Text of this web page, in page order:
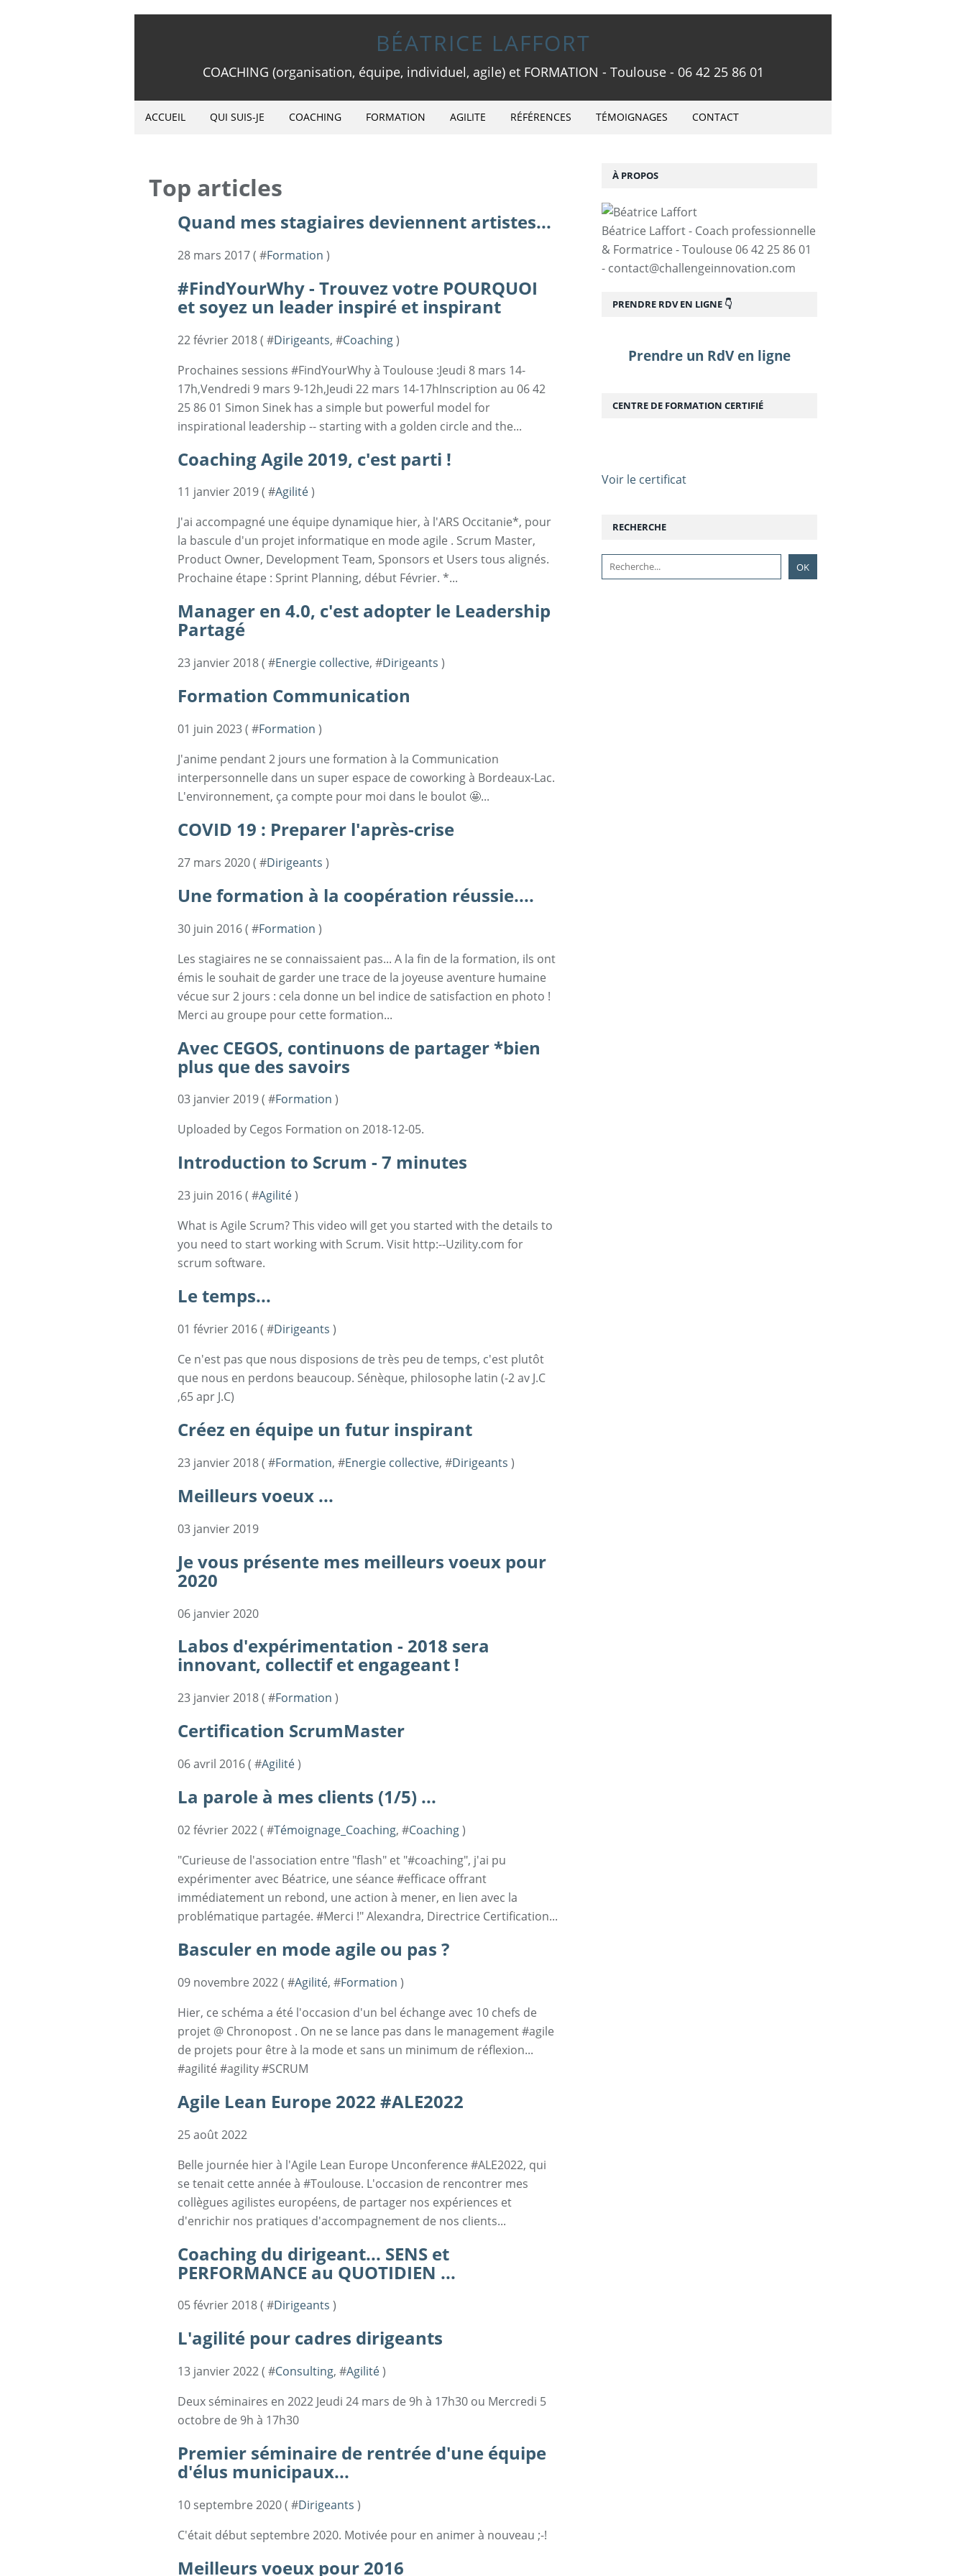
BÉATRICE LAFFORT
COACHING (organisation, équipe, individuel, agile) et FORMATION - Toulouse - 06 42 25 86 01
ACCUEIL QUI SUIS-JE COACHING FORMATION AGILITE RÉFÉRENCES TÉMOIGNAGES CONTACT
Top articles
Quand mes stagiaires deviennent artistes...
28 mars 2017 ( #Formation )
#FindYourWhy - Trouvez votre POURQUOI
et soyez un leader inspiré et inspirant
22 février 2018 ( #Dirigeants, #Coaching)
Prochaines sessions #FindYourWhy à Toulouse :Jeudi 8 mars 14-
17h,Vendredi 9 mars 9-12h,Jeudi 22 mars 14-17hInscription au 06 42
25 86 01 Simon Sinek has a simple but powerful model for
inspirational leadership -- starting with a golden circle and the...
Coaching Agile 2019, c'est parti !
11 janvier 2019 ( #Agilité)
J'ai accompagné une équipe dynamique hier, à l'ARS Occitanie*, pour
la bascule d'un projet informatique en mode agile . Scrum Master,
Product Owner, Development Team, Sponsors et Users tous alignés.
Prochaine étape : Sprint Planning, début Février. *...
Manager en 4.0, c'est adopter le Leadership
Partagé
23 janvier 2018 ( #Energie collective, #Dirigeants )
Formation Communication
01 juin 2023 ( #Formation )
J'anime pendant 2 jours une formation à la Communication
interpersonnelle dans un super espace de coworking à Bordeaux-Lac.
L'environnement, ça compte pour moi dans le boulot 🤩...
COVID 19 : Preparer l'après-crise
27 mars 2020 ( #Dirigeants )
Une formation à la coopération réussie....
30 juin 2016 ( #Formation )
Les stagiaires ne se connaissaient pas... A la fin de la formation, ils ont
émis le souhait de garder une trace de la joyeuse aventure humaine
vécue sur 2 jours : cela donne un bel indice de satisfaction en photo !
Merci au groupe pour cette formation...
Avec CEGOS, continuons de partager *bien
plus que des savoirs
03 janvier 2019 ( #Formation )
Uploaded by Cegos Formation on 2018-12-05.
Introduction to Scrum - 7 minutes
23 juin 2016 ( #Agilité)
What is Agile Scrum? This video will get you started with the details to
you need to start working with Scrum. Visit http:--Uzility.com for
scrum software.
Le temps...
01 février 2016 ( #Dirigeants )
Ce n'est pas que nous disposions de très peu de temps, c'est plutôt
que nous en perdons beaucoup. Sénèque, philosophe latin (-2 av J.C
,65 apr J.C)
Créez en équipe un futur inspirant
23 janvier 2018 ( #Formation, #Energie collective, #Dirigeants )
Meilleurs voeux ...
03 janvier 2019
Je vous présente mes meilleurs voeux pour
2020
06 janvier 2020
Labos d'expérimentation - 2018 sera
innovant, collectif et engageant !
23 janvier 2018 ( #Formation )
Certification ScrumMaster
06 avril 2016 ( #Agilité)
La parole à mes clients (1/5) ...
02 février 2022 ( #Témoignage_Coaching, #Coaching)
"Curieuse de l'association entre "flash" et "#coaching", j'ai pu
expérimenter avec Béatrice, une séance #efficace offrant
immédiatement un rebond, une action à mener, en lien avec la
problématique partagée. #Merci !" Alexandra, Directrice Certification...
Basculer en mode agile ou pas ?
09 novembre 2022 ( #Agilité, #Formation )
Hier, ce schéma a été l'occasion d'un bel échange avec 10 chefs de
projet @ Chronopost . On ne se lance pas dans le management #agile
de projets pour être à la mode et sans un minimum de réflexion...
#agilité #agility #SCRUM
Agile Lean Europe 2022 #ALE2022
25 août 2022
Belle journée hier à l'Agile Lean Europe Unconference #ALE2022, qui
se tenait cette année à #Toulouse. L'occasion de rencontrer mes
collègues agilistes européens, de partager nos expériences et
d'enrichir nos pratiques d'accompagnement de nos clients...
Coaching du dirigeant... SENS et
PERFORMANCE au QUOTIDIEN ...
05 février 2018 ( #Dirigeants )
L'agilité pour cadres dirigeants
13 janvier 2022 ( #Consulting, #Agilité)
Deux séminaires en 2022 Jeudi 24 mars de 9h à 17h30 ou Mercredi 5
octobre de 9h à 17h30
Premier séminaire de rentrée d'une équipe
d'élus municipaux...
10 septembre 2020 ( #Dirigeants )
C'était début septembre 2020. Motivée pour en animer à nouveau ;-!
Meilleurs voeux pour 2016
RECHERCHE
À PROPOS
Béatrice Laffort - Coach professionnelle
& Formatrice - Toulouse 06 42 25 86 01
- contact@challengeinnovation.com
PRENDRE RDV EN LIGNE 👇
Prendre un RdV en ligne
CENTRE DE FORMATION CERTIFIÉ
Voir le certificat